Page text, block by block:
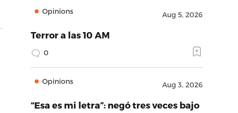
Opinions Aug 5, 2026
Terror a las 10 AM
0
Opinions Aug 3, 2026
“Esa es mi letra”: negó tres veces bajo